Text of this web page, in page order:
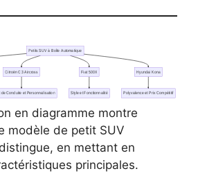
Petits SUV à Boîte Automatique
Citroën C3 Aircross Fiat 500X Hyundai Kona
de Conduite et Personnalisation Style et Fonctionnalité Polyvalence et Prix Compétitif
en diagramme montre
modèle de petit SUV
en mettant en
principales.